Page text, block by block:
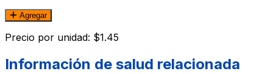
Agregar
Precio por unidad: $1.45
Información de salud relacionada